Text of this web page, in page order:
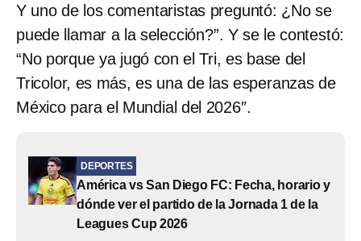
Y uno de los comentaristas preguntó: ¿No se
puede llamar a la selección?”. Y se le contestó:
“No porque ya jugó con el Tri, es base del
Tricolor, es más, es una de las esperanzas de
México para el Mundial del 2026″.
DEPORTES
América vs San Diego FC: Fecha, horario y
dónde ver el partido de la Jornada 1 de la
Leagues Cup 2026